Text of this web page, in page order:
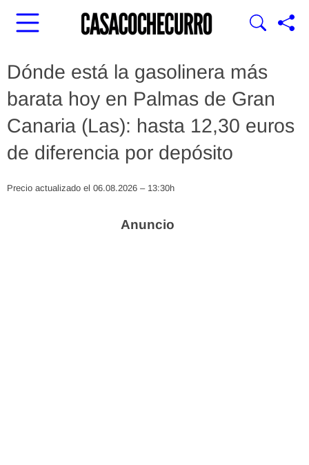
Dónde está la gasolinera más
barata hoy en Palmas de Gran
Canaria (Las): hasta 12,30 euros
de diferencia por depósito
Precio actualizado el 06.08.2026 – 13:30h